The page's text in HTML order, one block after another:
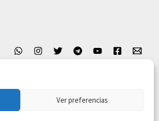
Ver preferencias